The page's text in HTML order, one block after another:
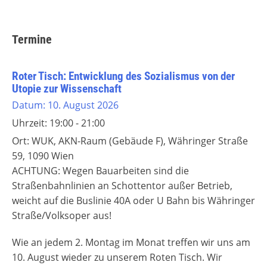
Termine
Roter Tisch: Entwicklung des Sozialismus von der
Utopie zur Wissenschaft
Datum: 10. August 2026
Uhrzeit: 19:00 - 21:00
Ort: WUK, AKN-Raum (Gebäude F), Währinger Straße
59, 1090 Wien
ACHTUNG: Wegen Bauarbeiten sind die
Straßenbahnlinien an Schottentor außer Betrieb,
weicht auf die Buslinie 40A oder U Bahn bis Währinger
Straße/Volksoper aus!
Wie an jedem 2. Montag im Monat treffen wir uns am
10. August wieder zu unserem Roten Tisch. Wir